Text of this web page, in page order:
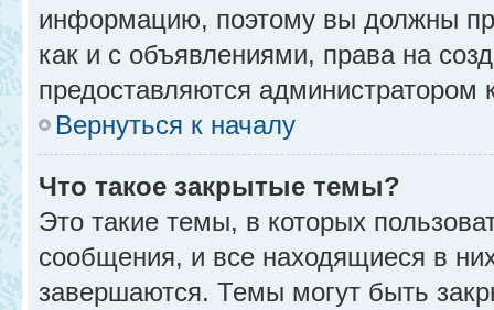
информацию, поэтому вы должны
как и с объявлениями, права на
предоставляются администратором
Вернуться к началу
Что такое закрытые темы?
Это такие темы, в которых
сообщения, и все находящиеся в
завершаются. Темы могут быть